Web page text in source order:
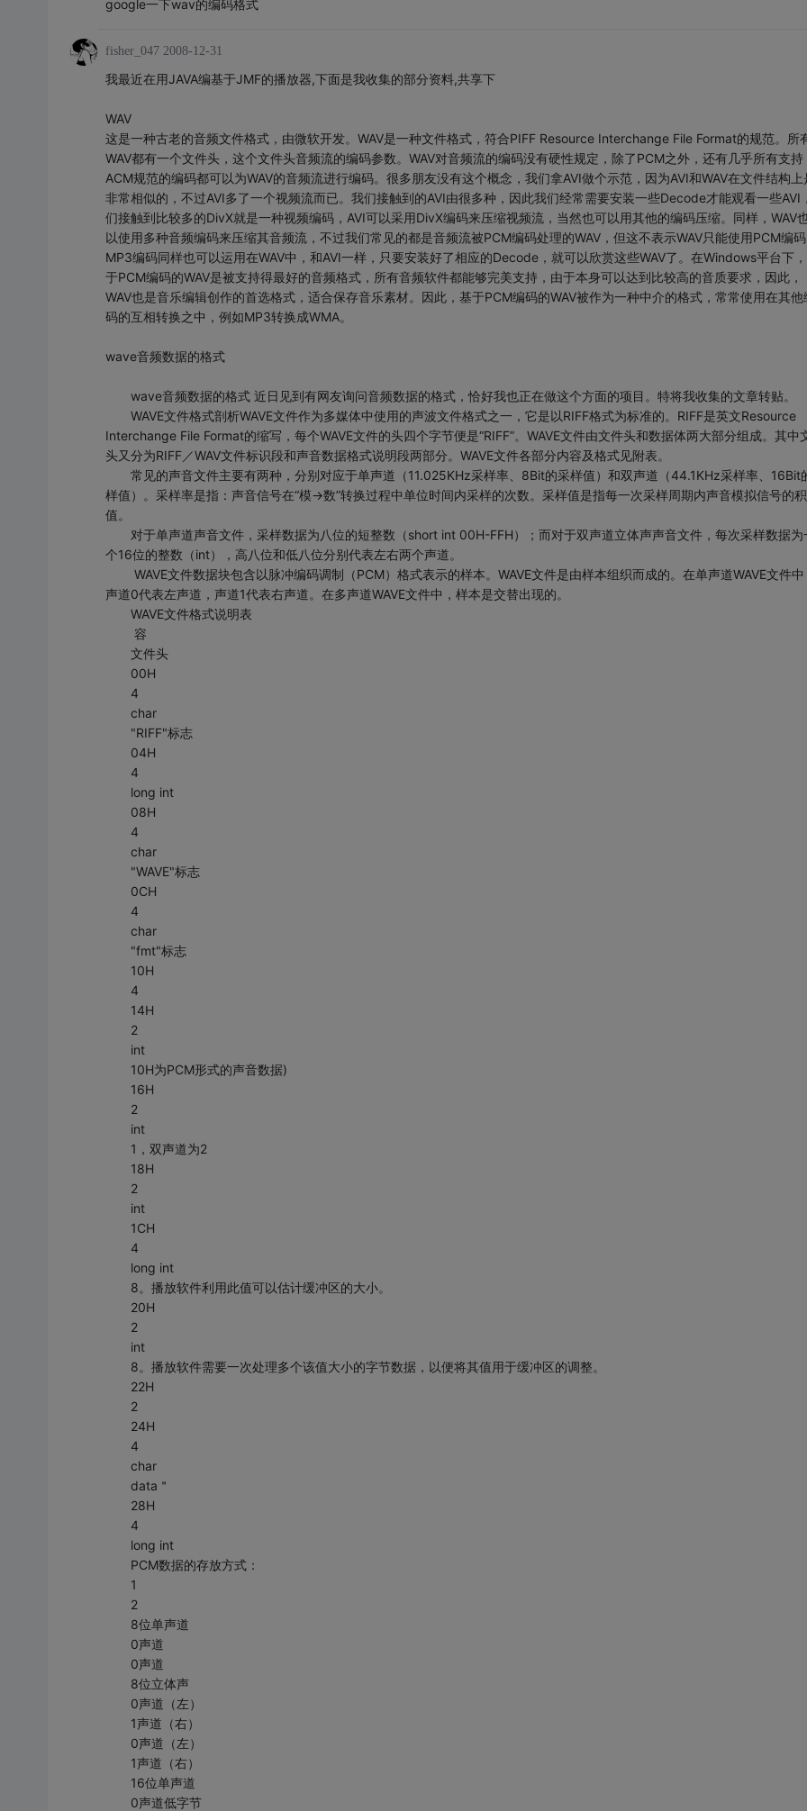
google一下wav的编码格式
fisher_047 2008-12-31
我最近在用JAVA编基于JMF的播放器,下面是我收集的部分资料,共享下
WAV
这是一种古老的音频文件格式，由微软开发。WAV是一种文件格式，符合PIFF Resource Interchange File Format的规范。所
WAV都有一个文件头，这个文件头音频流的编码参数。WAV对音频流的编码没有硬性规定，除了PCM之外，还有几乎所有支持
ACM规范的编码都可以为WAV的音频流进行编码。很多朋友没有这个概念，我们拿AVI做个示范，因为AVI和WAV在文件结构上
非常相似的，不过AVI多了一个视频流而已。我们接触到的AVI由很多种，因此我们经常需要安装一些Decode才能观看一些AVI
们接触到比较多的DivX就是一种视频编码，AVI可以采用DivX编码来压缩视频流，当然也可以用其他的编码压缩。同样，WAV
以使用多种音频编码来压缩其音频流，不过我们常见的都是音频流被PCM编码处理的WAV，但这不表示WAV只能使用PCM编码
MP3编码同样也可以运用在WAV中，和AVI一样，只要安装好了相应的Decode，就可以欣赏这些WAV了。在Windows平台下
于PCM编码的WAV是被支持得最好的音频格式，所有音频软件都能够完美支持，由于本身可以达到比较高的音质要求，因此，
WAV也是音乐编辑创作的首选格式，适合保存音乐素材。因此，基于PCM编码的WAV被作为一种中介的格式，常常使用在其他
码的互相转换之中，例如MP3转换成WMA。
wave音频数据的格式
wave音频数据的格式 近日见到有网友询问音频数据的格式，恰好我也正在做这个方面的项目。特将我收集的文章转贴。
WAVE文件格式剖析WAVE文件作为多媒体中使用的声波文件格式之一，它是以RIFF格式为标准的。RIFF是英文Resource
Interchange File Format的缩写，每个WAVE文件的头四个字节便是“RIFF”。WAVE文件由文件头和数据体两大部分组成。其中
头又分为RIFF／WAV文件标识段和声音数据格式说明段两部分。WAVE文件各部分内容及格式见附表。
常见的声音文件主要有两种，分别对应于单声道（11.025KHz采样率、8Bit的采样值）和双声道（44.1KHz采样率、16Bit
样值）。采样率是指：声音信号在“模→数”转换过程中单位时间内采样的次数。采样值是指每一次采样周期内声音模拟信号的
值。
对于单声道声音文件，采样数据为八位的短整数（short int 00H-FFH）；而对于双声道立体声声音文件，每次采样数据为
个16位的整数（int），高八位和低八位分别代表左右两个声道。
WAVE文件数据块包含以脉冲编码调制（PCM）格式表示的样本。WAVE文件是由样本组织而成的。在单声道WAVE文件中
声道0代表左声道，声道1代表右声道。在多声道WAVE文件中，样本是交替出现的。
WAVE文件格式说明表
容
文件头
00H
4
char
"RIFF"标志
04H
4
long int
08H
4
char
"WAVE"标志
0CH
4
char
"fmt"标志
10H
4
14H
2
int
10H为PCM形式的声音数据)
16H
2
int
1，双声道为2
18H
2
int
1CH
4
long int
8。播放软件利用此值可以估计缓冲区的大小。
20H
2
int
8。播放软件需要一次处理多个该值大小的字节数据，以便将其值用于缓冲区的调整。
22H
2
24H
4
char
data＂
28H
4
long int
PCM数据的存放方式：
1
2
8位单声道
0声道
0声道
8位立体声
0声道（左）
1声道（右）
0声道（左）
1声道（右）
16位单声道
0声道低字节